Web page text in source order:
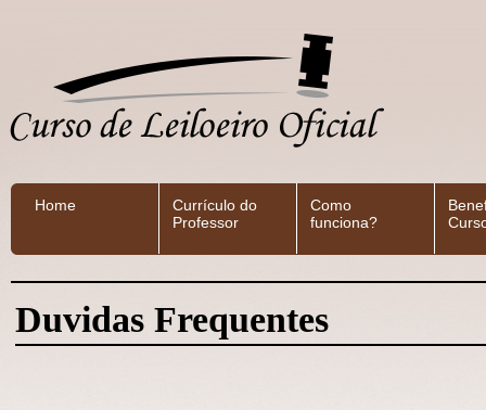
Home
Currículo do
Professor
Como
funciona?
Duvidas Frequentes